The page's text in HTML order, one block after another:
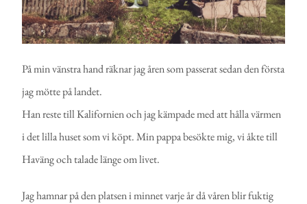
På min vänstra hand räknar jag åren som passerat sedan den första
jag mötte på landet.
Han reste till Kalifornien och jag kämpade med att hålla värmen
i det lilla huset som vi köpt. Min pappa besökte mig, vi åkte till
Haväng och talade länge om livet.
Jag hamnar på den platsen i minnet varje år då våren blir fuktig